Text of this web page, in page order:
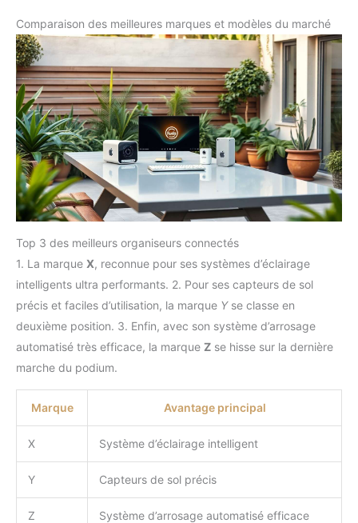
Comparaison des meilleures marques et modèles du marché
Top 3 des meilleurs organiseurs connectés
1. La marque X, reconnue pour ses systèmes d’éclairage
intelligents ultra performants. 2. Pour ses capteurs de sol
précis et faciles d’utilisation, la marque Yse classe en
deuxième position. 3. Enfin, avec son système d’arrosage
automatisé très efficace, la marque Z se hisse sur la dernière
marche du podium.
Marque Avantage principal
X Système d’éclairage intelligent
Y Capteurs de sol précis
Z Système d’arrosage automatisé efficace